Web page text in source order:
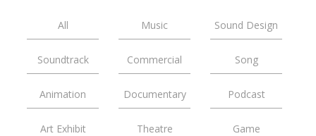
All Music Sound Design
Soundtrack Commercial Song
Animation Documentary Podcast
Art Exhibit Theatre Game